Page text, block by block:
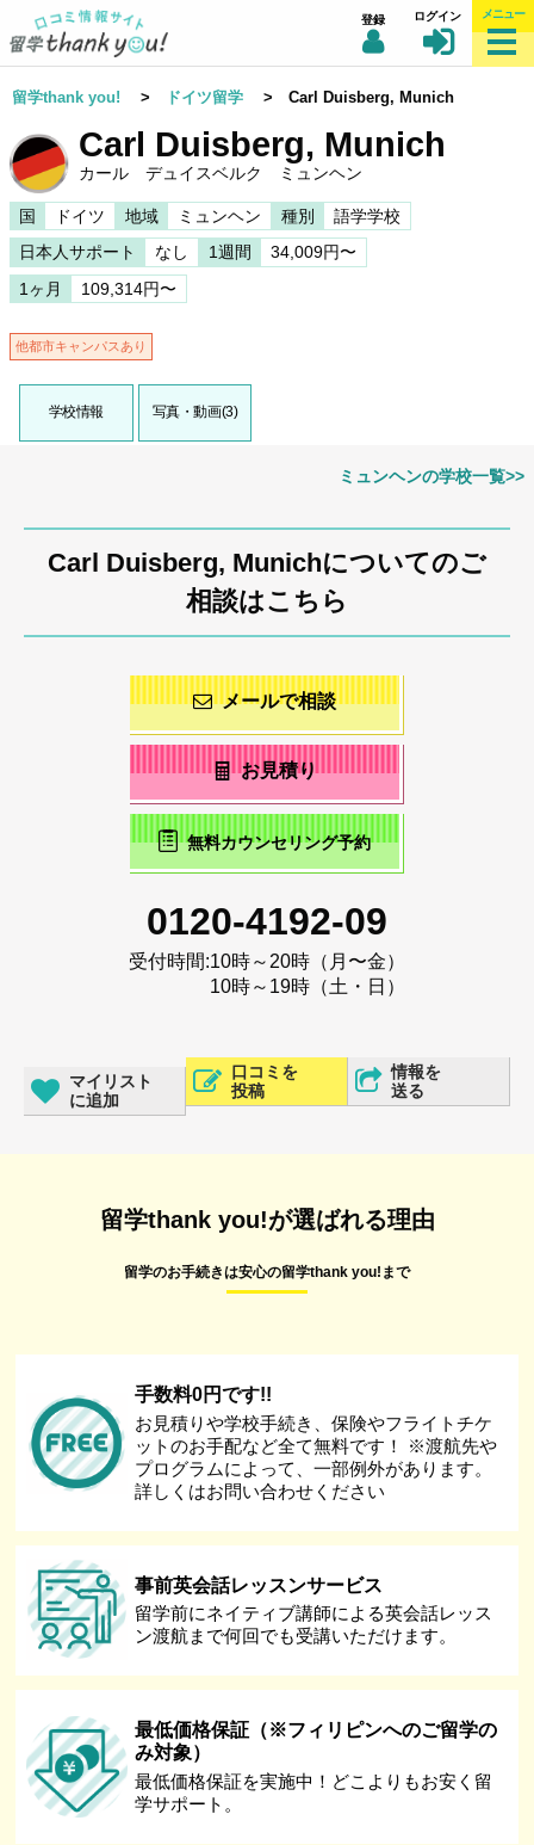
登録 ログイン メニュー
留学thank you! > ドイツ留学 > Carl Duisberg, Munich
Carl Duisberg, Munich
カール デュイスベルク ミュンヘン
国 ドイツ 地域 ミュンヘン 種別
語学学校
日本人サポート
なし 1週間
34,009円〜
1ヶ月
109,314円〜
他都市キャンパスあり
学校情報 写真・動画(3)
ミュンヘンの学校一覧>>
Carl Duisberg, Munichについてのご
相談はこちら
メールで相談
お見積り
無料カウンセリング予約
0120-4192-09
受付時間:10時～20時（月〜金）
10時～19時（土・日）
マイリスト
に追加
口コミを
投稿
情報を
送る
留学thank you!が選ばれる理由
留学のお手続きは安心の留学thank you!まで
手数料0円です!!
お見積りや学校手続き、保険やフライトチケ
ットのお手配など全て無料です！ ※渡航先や
プログラムによって、一部例外があります。
詳しくはお問い合わせください
事前英会話レッスンサービス
留学前にネイティブ講師による英会話レッス
ン渡航まで何回でも受講いただけます。
最低価格保証（※フィリピンへのご留学の
み対象）
最低価格保証を実施中！どこよりもお安く留
学サポート。